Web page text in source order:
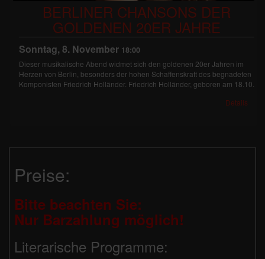
BERLINER CHANSONS DER
GOLDENEN 20ER JAHRE
Sonntag, 8. November 18:00
Dieser musikalische Abend widmet sich den goldenen 20er Jahren im
Herzen von Berlin, besonders der hohen Schaffenskraft des begnadeten
Komponisten Friedrich Holländer. Friedrich Holländer, geboren am 18.10.
Details
Preise:
Bitte beachten Sie:
Nur Barzahlung möglich!
Literarische Programme: